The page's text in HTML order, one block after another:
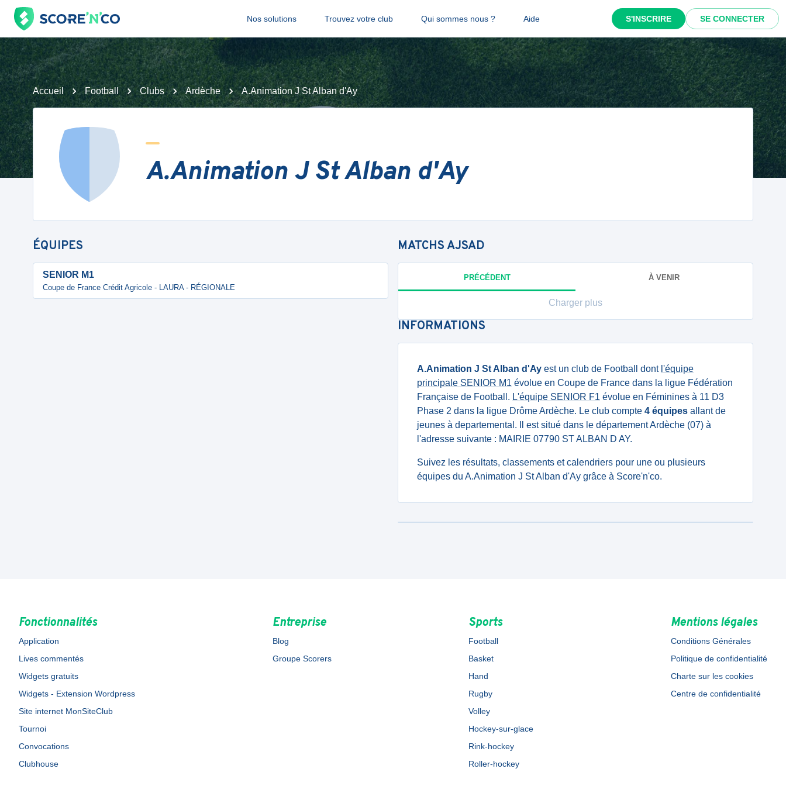
Nos solutions Trouvez votre club Qui sommes nous ? Aide S'INSCRIRE SE CONNECTER
Accueil Football Clubs Ardèche A.Animation J St Alban d'Ay
A.Animation J St Alban d'Ay
ÉQUIPES
SENIOR M1
Coupe de France Crédit Agricole - LAURA - RÉGIONALE
MATCHSAJSAD
PRÉCÉDENT À VENIR
Charger plus
INFORMATIONS
A.Animation J St Alban d'Ay est un club de Football dont l'équipe
principale SENIOR M1 évolue en Coupe de France dans la ligue Fédération
Française de Football. L'équipe SENIOR F1 évolue en Féminines à 11 D3
Phase 2 dans la ligue Drôme Ardèche. Le club compte 4 équipes allant de
jeunes à departemental. Il est situé dans le département Ardèche (07) à
l'adresse suivante : MAIRIE 07790 ST ALBAN D AY.
Suivez les résultats, classements et calendriers pour une ou plusieurs
équipes du A.Animation J St Alban d'Ay grâce à Score'n'co.
Fonctionnalités
Application
Lives commentés
Widgets gratuits
Widgets - Extension Wordpress
Site internet MonSiteClub
Tournoi
Convocations
Clubhouse
Entreprise
Blog
Groupe Scorers
Sports
Football
Basket
Hand
Rugby
Volley
Hockey-sur-glace
Rink-hockey
Roller-hockey
Mentions légales
Conditions Générales
Politique de confidentialité
Charte sur les cookies
Centre de confidentialité